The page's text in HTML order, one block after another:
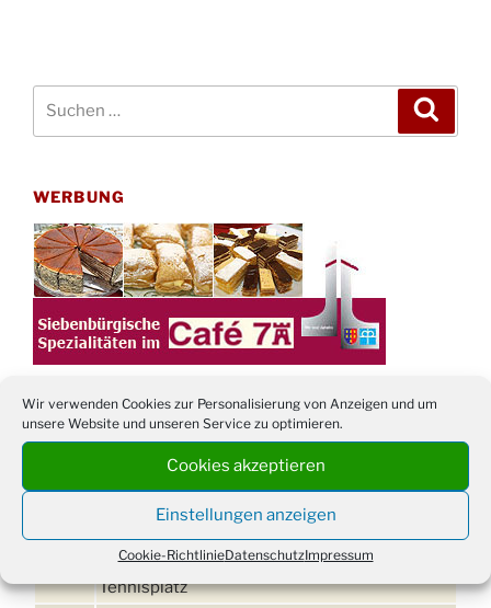
Wir verwenden Cookies zur Personalisierung von Anzeigen und um
unsere Website und unseren Service zu optimieren.
Cookies akzeptieren
Einstellungen anzeigen
Cookie-RichtlinieDatenschutzImpressum
WERBUNG
Kinder ab 13 Jahren
Damen Doppel - Turnier des TC77 am
Tennisplatz